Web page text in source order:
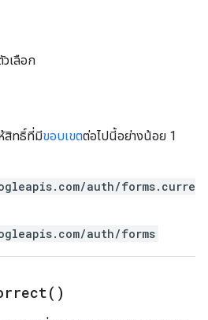
วเลือก
สิทธิ์ที่มีขอบเขตต่อไปนี้อย่างน้อย 1
auth/forms.curre
auth/forms
)